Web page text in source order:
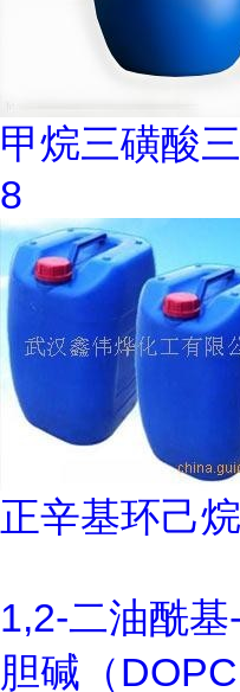
甲烷三磺酸
8
正辛基环己
1,2-二油酰
胆碱（